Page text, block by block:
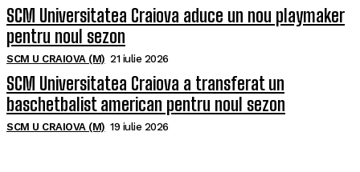
SCM Universitatea Craiova aduce un nou playmaker
pentru noul sezon
SCM U CRAIOVA (M) 21 iulie 2026
SCM Universitatea Craiova a transferat un
baschetbalist american pentru noul sezon
SCM U CRAIOVA (M) 19 iulie 2026